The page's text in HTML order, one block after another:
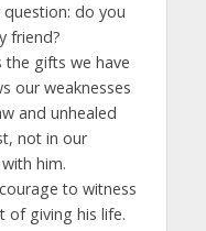
question: do you
friend?
the gifts we have
our weaknesses
and unhealed
not in our
him.
to witness
of giving his life.